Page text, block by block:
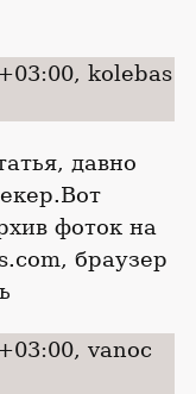
kolebas
давно
фоток на
браузер
vanoc